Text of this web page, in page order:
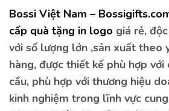
Bossi Việt Nam –
cấp quà tặng in logo giá rẻ,
với số lượng lớn ,sản xuất theo
hàng, được thiết kế phù hợp
cầu, phù hợp với thương hiệu
kinh nghiệm trong lĩnh vực